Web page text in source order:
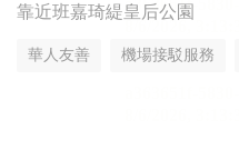
靠近班嘉琦緹皇后公園
華人友善 機場接駁服務